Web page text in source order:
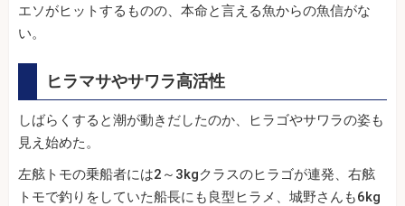
エソがヒットするものの、本命と言える魚からの魚信がな
い。
ヒラマサやサワラ高活性
しばらくすると潮が動きだしたのか、ヒラゴやサワラの姿も
見え始めた。
左舷トモの乗船者には2～3kgクラスのヒラゴが連発、右舷
トモで釣りをしていた船長にも良型ヒラメ、城野さんも6kg